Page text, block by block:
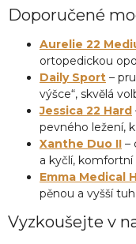
Doporučené
Aurelie 22
ortopedickou
Daily Sport –
výšce“, skvělá
Jessica 22 Hard
pevného ležení,
Xanthe Duo II –
a kyčlí, komfortní
Emma Medical
pěnou a vyšší
Vyzkoušejte v